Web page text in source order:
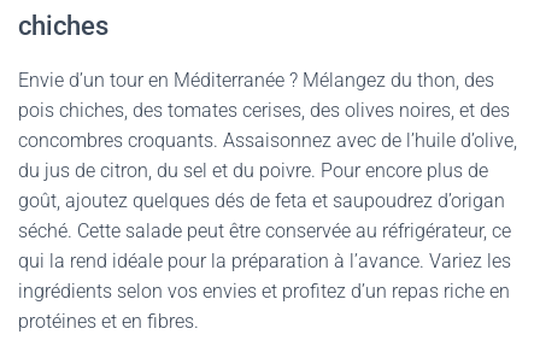
chiches
Envie d’un tour en Méditerranée ? Mélangez du thon, des
pois chiches, des tomates cerises, des olives noires, et des
concombres croquants. Assaisonnez avec de l’huile d’olive,
du jus de citron, du sel et du poivre. Pour encore plus de
goût, ajoutez quelques dés de feta et saupoudrez d’origan
séché. Cette salade peut être conservée au réfrigérateur, ce
qui la rend idéale pour la préparation à l’avance. Variez les
ingrédients selon vos envies et profitez d’un repas riche en
protéines et en fibres.